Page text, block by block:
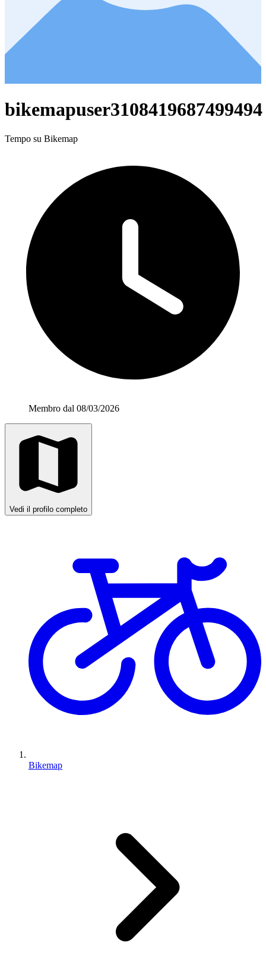
bikemapuser3108419687499494
Tempo su Bikemap
Membro dal 08/03/2026
Vedi il profilo completo
Bikemap